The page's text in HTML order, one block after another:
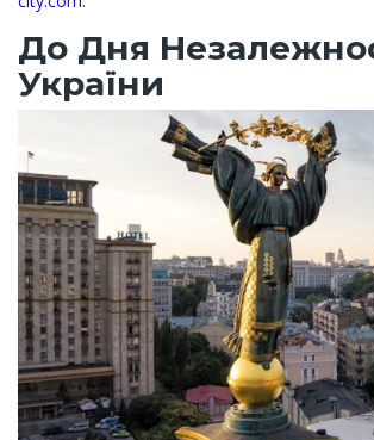
До Дня
України